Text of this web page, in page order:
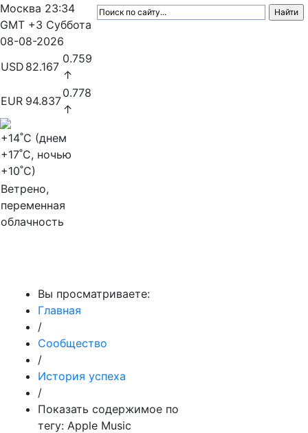
Москва 23:34
GMT +3 Суббота
08-08-2026
USD 82.167
0.759
↑
EUR 94.837
0.778
↑
+14˚C (днем
+17˚C, ночью
+10˚C)
Ветрено,
переменная
облачность
Вы просматриваете:
Главная
/
Сообщество
/
История успеха
/
Показать содержимое по
тегу: Apple Music